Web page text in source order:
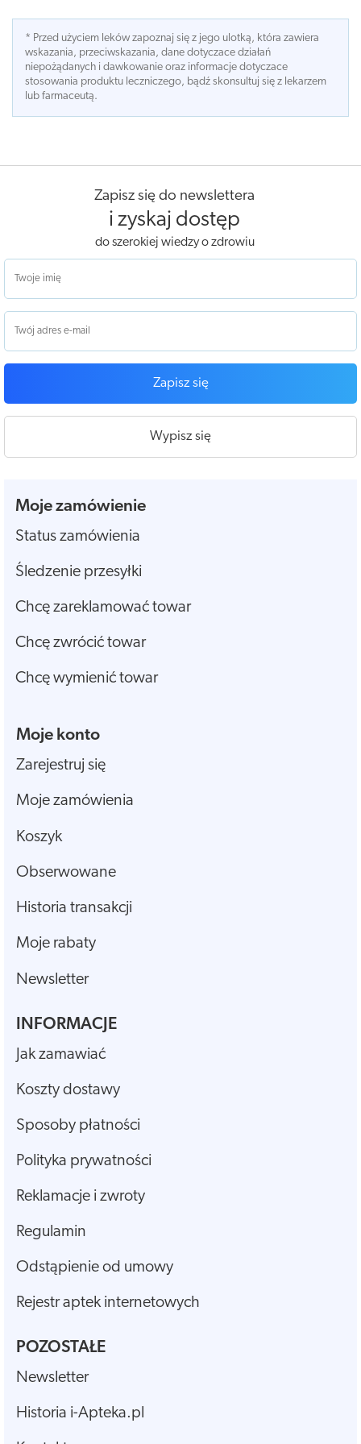
* Przed użyciem leków zapoznaj się z jego ulotką, która zawiera
wskazania, przeciwskazania, dane dotyczace działań
niepożądanych i dawkowanie oraz informacje dotyczace
stosowania produktu leczniczego, bądź skonsultuj się z lekarzem
lub farmaceutą.
Zapisz się do newslettera
i zyskaj dostęp
do szerokiej wiedzy o zdrowiu
Zapisz się
Wypisz się
Moje zamówienie
Status zamówienia
Śledzenie przesyłki
Chcę zareklamować towar
Chcę zwrócić towar
Chcę wymienić towar
Moje konto
Zarejestruj się
Moje zamówienia
Koszyk
Obserwowane
Historia transakcji
Moje rabaty
Newsletter
INFORMACJE
Jak zamawiać
Koszty dostawy
Sposoby płatności
Polityka prywatności
Reklamacje i zwroty
Regulamin
Odstąpienie od umowy
Rejestr aptek internetowych
POZOSTAŁE
Newsletter
Historia i-Apteka.pl